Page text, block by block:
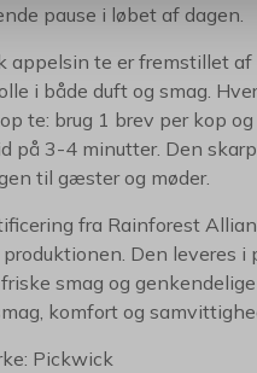
pause i løbet af dagen.
appelsin te er fremstillet af
i både duft og smag.
te: brug 1 brev per kop
på 3-4 minutter. Den
til gæster og møder.
fra Rainforest
Den leveres
smag og
komfort og
Pickwick